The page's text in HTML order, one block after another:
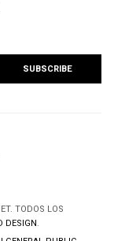
TODOS LOS
DESIGN.